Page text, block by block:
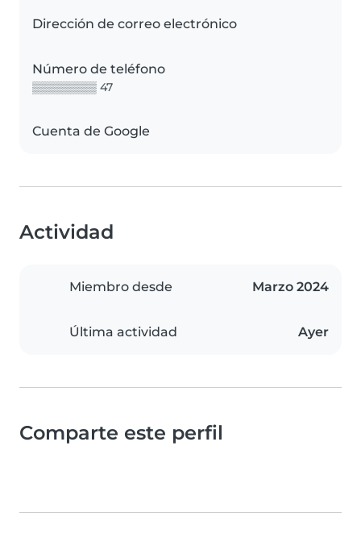
Dirección de correo electrónico
Número de teléfono
▒▒▒▒▒▒▒▒ 47
Cuenta de Google
Actividad
Miembro desde Marzo 2024
Última actividad Ayer
Comparte este perfil